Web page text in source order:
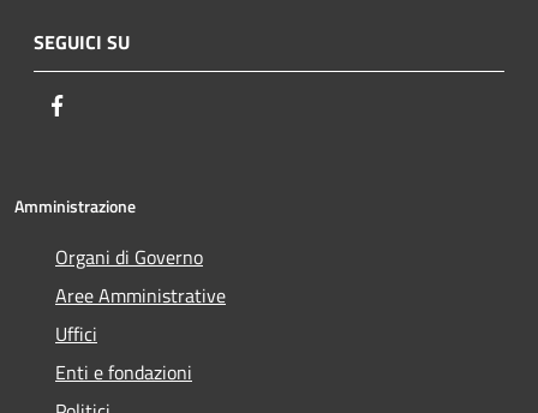
SEGUICI SU
Amministrazione
Organi di Governo
Aree Amministrative
Uffici
Enti e fondazioni